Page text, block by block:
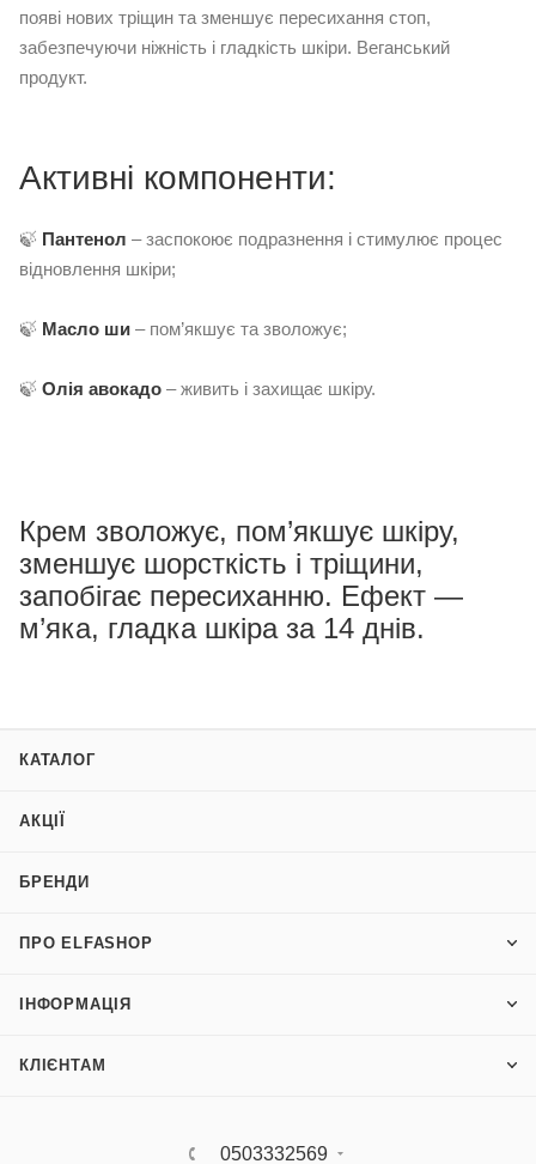
появі нових тріщин та зменшує пересихання стоп,
забезпечуючи ніжність і гладкість шкіри. Веганський
продукт.
Активні компоненти:
🍃 Пантенол – заспокоює подразнення і стимулює процес
відновлення шкіри;
🍃 Масло ши – пом’якшує та зволожує;
🍃 Олія авокадо – живить і захищає шкіру.
Крем зволожує, пом’якшує шкіру,
зменшує шорсткість і тріщини,
запобігає пересиханню. Ефект —
м’яка, гладка шкіра за 14 днів.
КАТАЛОГ
АКЦІЇ
БРЕНДИ
ПРО ELFASHOP
ІНФОРМАЦІЯ
КЛІЄНТАМ
0503332569